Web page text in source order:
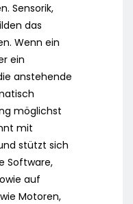
Sensorik,
das
Wenn ein
ein
anstehende
möglichst
mit
stützt sich
Software,
auf
Motoren,